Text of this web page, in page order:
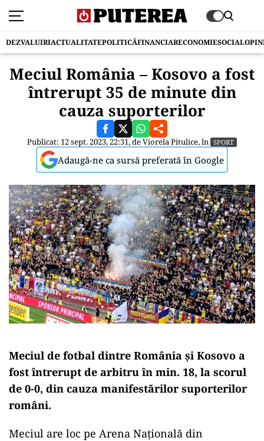
DEZVALUIRIACTUALITATEPOLITICĂFINANCIARECONOMIESOCIAL
Meciul România – Kosovo a fost
întrerupt 35 de minute din
cauza suporterilor
Publicat: 12 sept. 2023, 22:31, deViorela Pitulice, în SPORT
Adaugă-ne ca sursă preferată în Google
Meciul de fotbal dintre România şi Kosovo a
fost întrerupt de arbitru în min. 18, la scorul
de 0-0, din cauza manifestărilor suporterilor
români.
Meciul are loc pe Arena Naţională din